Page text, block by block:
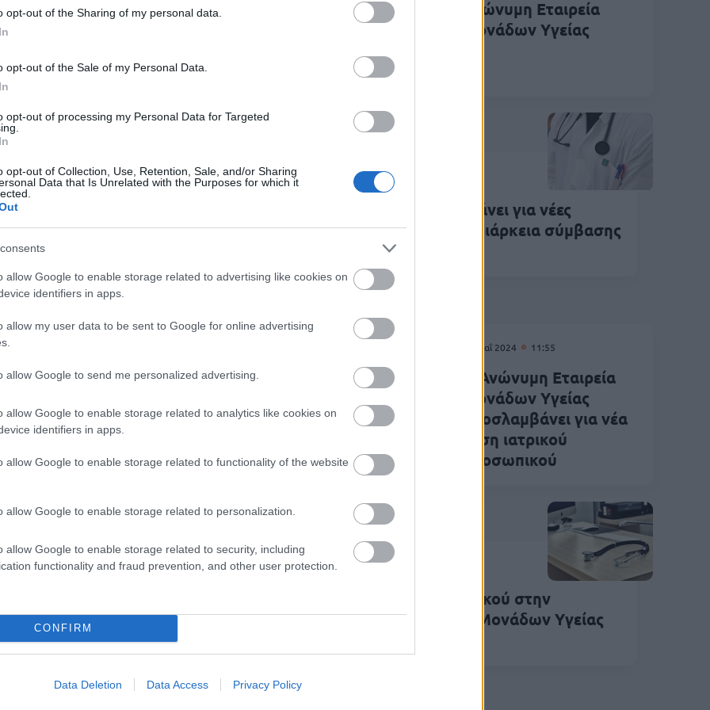
opt-out of the Sharing of my personal data.
opt-out of the Sale of my Personal Data.
opt-out of processing my Personal Data for Targeted
opt-out of Collection, Use, Retention, Sale, and/or Sharing
Data that Is Unrelated with the Purposes for which it
allow Google to enable storage related to advertising like cookies on
identifiers in apps.
allow my user data to be sent to Google for online advertising
allow Google to send me personalized advertising.
allow Google to enable storage related to analytics like cookies on
identifiers in apps.
allow Google to enable storage related to functionality of the website
allow Google to enable storage related to personalization.
allow Google to enable storage related to security, including
functionality and fraud prevention, and other user protection.
CONFIRM
Data Deletion Data Access Privacy Policy
υγειονομικού
- Οι
Εταιρεία Μονάδων
Υγείας προσλαμβάνει
Ανώνυμη Εταιρεία
Μονάδων Υγείας
2024 14:17
γενικού διευθυντή στην
Εταιρεία Μονάδων Υγείας
27 Ιουν 2024
Η ΑΕΜΥ προσλαμβάνει για νέες
θέσεις γιατρών με διάρκεια σύμβασης
έως ένα έτος
2024
Προσλήψεις για
- Οι
Ανώνυμη Εταιρεία
νέες θέσεις
ειδικότητες
29 Μαΐ 2024 11:55
Η Ανώνυμη Εταιρεία
Μονάδων Υγείας
προσλαμβάνει για νέα
θέση ιατρικού
προσωπικού
2024 13:38
γιατρούς
23 Μαΐ 2024
Νέα θέση υγειονομικού στην
Ανώνυμη Εταιρεία Μονάδων Υγείας